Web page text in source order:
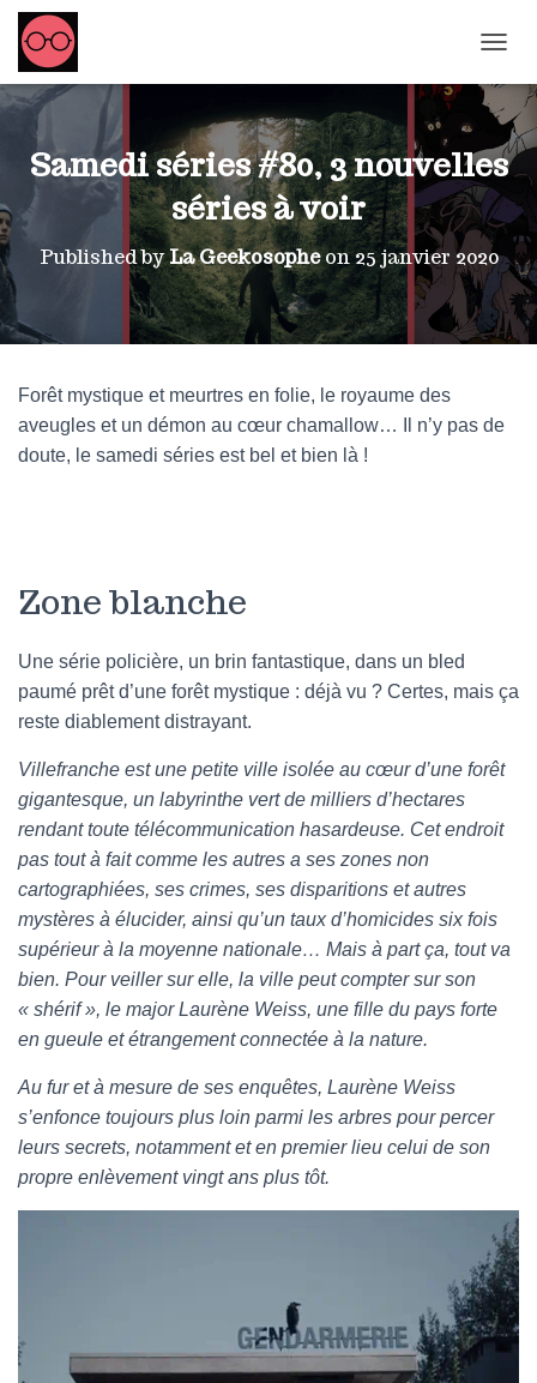
Samedi séries #80, 3 nouvelles
séries à voir
Published byLa Geekosopheon25 janvier 2020
Forêt mystique et meurtres en folie, le royaume des
aveugles et un démon au cœur chamallow… Il n’y pas de
doute, le samedi séries est bel et bien là !
Zone blanche
Une série policière, un brin fantastique, dans un bled
paumé prêt d’une forêt mystique : déjà vu ? Certes, mais ça
reste diablement distrayant.
Villefranche est une petite ville isolée au cœur d’une forêt
gigantesque, un labyrinthe vert de milliers d’hectares
rendant toute télécommunication hasardeuse. Cet endroit
pas tout à fait comme les autres a ses zones non
cartographiées, ses crimes, ses disparitions et autres
mystères à élucider, ainsi qu’un taux d’homicides six fois
supérieur à la moyenne nationale… Mais à part ça, tout va
bien. Pour veiller sur elle, la ville peut compter sur son
« shérif », le major Laurène Weiss, une fille du pays forte
en gueule et étrangement connectée à la nature.
Au fur et à mesure de ses enquêtes, Laurène Weiss
s’enfonce toujours plus loin parmi les arbres pour percer
leurs secrets, notamment et en premier lieu celui de son
propre enlèvement vingt ans plus tôt.